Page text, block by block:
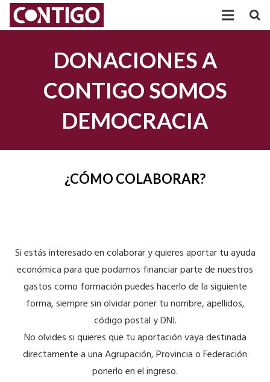
PARTICIPACIÓN
AGRUPACIONES
TRANSPARENCIA
DONACIONES A
CONTIGO SOMOS
DEMOCRACIA
¿CÓMO COLABORAR?
Si estás interesado en colaborar y quieres aportar tu ayuda
económica para que podamos financiar parte de nuestros
gastos como formación puedes hacerlo de la siguiente
forma, siempre sin olvidar poner tu nombre, apellidos,
código postal y DNI.
No olvides si quieres que tu aportación vaya destinada
directamente a una Agrupación, Provincia o Federación
ponerlo en el ingreso.